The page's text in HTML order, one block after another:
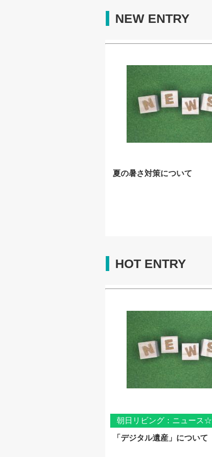
NEW ENTRY
夏の暑さ対策について
HOT ENTRY
朝日リビング：ニュース☆
「デジタル遺産」について